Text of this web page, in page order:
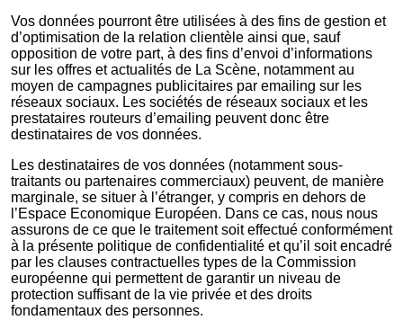
Vos données pourront être utilisées à des fins de gestion et
d’optimisation de la relation clientèle ainsi que, sauf
opposition de votre part, à des fins d’envoi d’informations
sur les offres et actualités de La Scène, notamment au
moyen de campagnes publicitaires par emailing sur les
réseaux sociaux. Les sociétés de réseaux sociaux et les
prestataires routeurs d’emailing peuvent donc être
destinataires de vos données.
Les destinataires de vos données (notamment sous-
traitants ou partenaires commerciaux) peuvent, de manière
marginale, se situer à l’étranger, y compris en dehors de
l’Espace Economique Européen. Dans ce cas, nous nous
assurons de ce que le traitement soit effectué conformément
à la présente politique de confidentialité et qu’il soit encadré
par les clauses contractuelles types de la Commission
européenne qui permettent de garantir un niveau de
protection suffisant de la vie privée et des droits
fondamentaux des personnes.